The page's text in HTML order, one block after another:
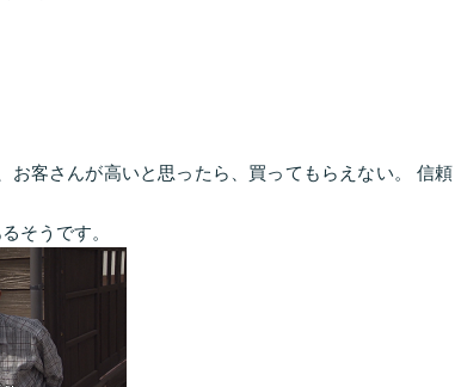
客さんが高いと思ったら、買ってもらえない。 信頼
そうです。